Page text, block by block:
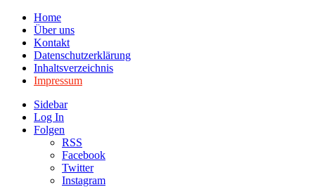
Home
Über uns
Kontakt
Datenschutzerklärung
Inhaltsverzeichnis
Impressum
Sidebar
Log In
Folgen
RSS
Facebook
Twitter
Instagram